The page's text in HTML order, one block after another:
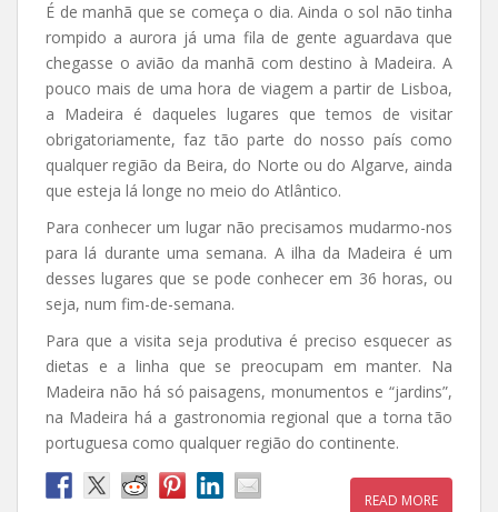
É de manhã que se começa o dia. Ainda o sol não tinha
rompido a aurora já uma fila de gente aguardava que
chegasse o avião da manhã com destino à Madeira. A
pouco mais de uma hora de viagem a partir de Lisboa,
a Madeira é daqueles lugares que temos de visitar
obrigatoriamente, faz tão parte do nosso país como
qualquer região da Beira, do Norte ou do Algarve, ainda
que esteja lá longe no meio do Atlântico.
Para conhecer um lugar não precisamos mudarmo-nos
para lá durante uma semana. A ilha da Madeira é um
desses lugares que se pode conhecer em 36 horas, ou
seja, num fim-de-semana.
Para que a visita seja produtiva é preciso esquecer as
dietas e a linha que se preocupam em manter. Na
Madeira não há só paisagens, monumentos e “jardins”,
na Madeira há a gastronomia regional que a torna tão
portuguesa como qualquer região do continente.
READ MORE